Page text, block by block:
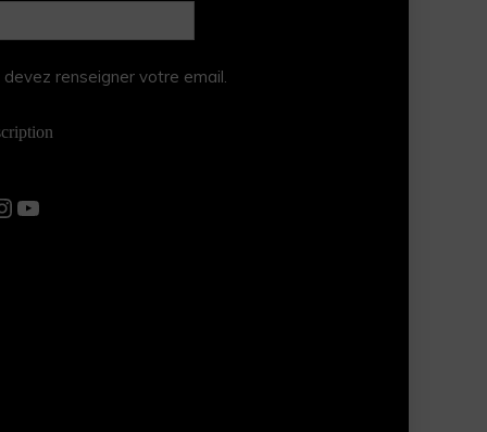
devez renseigner votre email.